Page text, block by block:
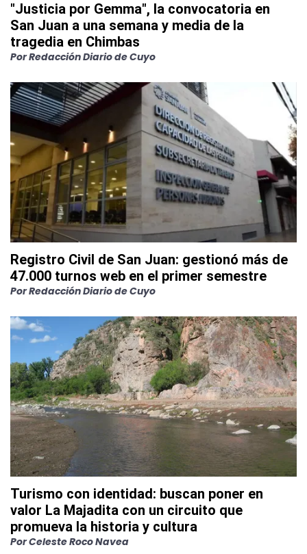
"Justicia por Gemma", la convocatoria en
San Juan a una semana y media de la
tragedia en Chimbas
PorRedacción Diario de Cuyo
Registro Civil de San Juan: gestionó más de
47.000 turnos web en el primer semestre
PorRedacción Diario de Cuyo
Turismo con identidad: buscan poner en
valor La Majadita con un circuito que
promueva la historia y cultura
PorCeleste Roco Navea